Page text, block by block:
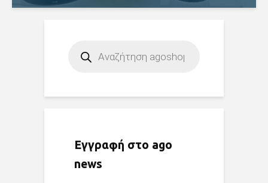
search
Εγγραφή στο ago
news